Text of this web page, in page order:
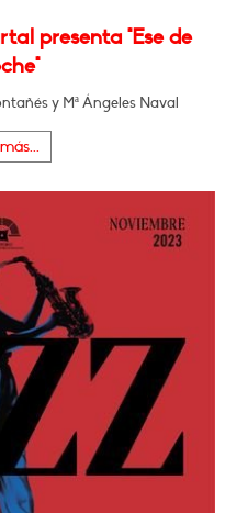
presenta "Ese de
y Mª Ángeles Naval